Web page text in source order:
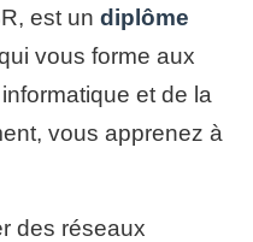
est un diplôme
vous forme aux
et de la
vous apprenez à
des réseaux